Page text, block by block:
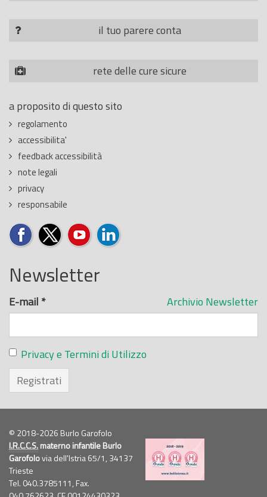
il tuo parere conta
rete delle cure sicure
a proposito di questo sito
regolamento
accessibilita'
feedback accessibilità
note legali
privacy
responsabile
Newsletter
Archivio Newsletter
E-mail *
Privacy e Termini di Utilizzo
Registrati
© 2018-2026 Burlo Garofolo
I.R.C.C.S.materno infantile Burlo
Garofolovia dell'Istria 65/1, 34137
Trieste
Tel. 040.3785111, Fax.